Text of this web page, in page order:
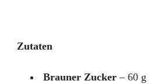
Zutaten
Brauner Zucker – 60 g